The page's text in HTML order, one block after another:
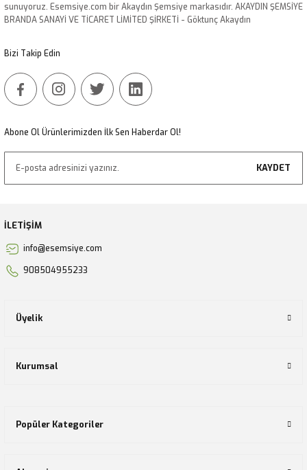
Ürün fiyatı diğer sitelerden daha pahalı.
sunuyoruz. Esemsiye.com bir Akaydın Şemsiye markasıdır. AKAYDIN ŞEMSİYE
BRANDA SANAYİ VE TİCARET LİMİTED ŞİRKETİ - Göktunç Akaydın
Bizi Takip Edin
Abone Ol Ürünlerimizden İlk Sen Haberdar Ol!
KAYDET
İLETİŞİM
info@esemsiye.com
908504955233
Üyelik
Kurumsal
Popüler Kategoriler